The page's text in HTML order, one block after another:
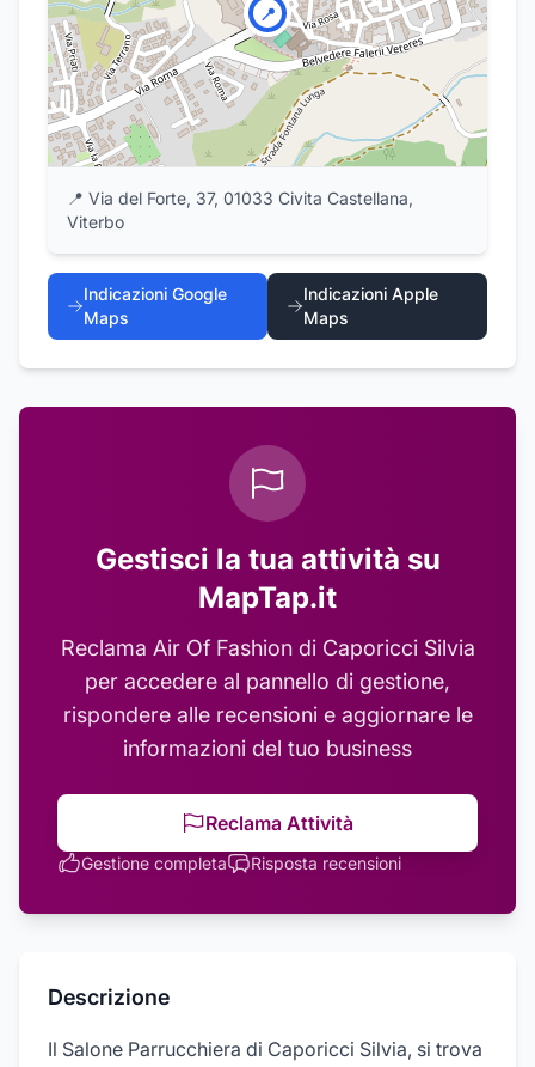
📍
📍 Via del Forte, 37, 01033 Civita Castellana,
Viterbo
Indicazioni Google
Maps
Indicazioni Apple
Maps
Gestisci la tua attività su
MapTap.it
Reclama Air Of Fashion di Caporicci Silvia
per accedere al pannello di gestione,
rispondere alle recensioni e aggiornare le
informazioni del tuo business
Reclama Attività
Gestione completa Risposta recensioni
Descrizione
Il Salone Parrucchiera di Caporicci Silvia, si trova